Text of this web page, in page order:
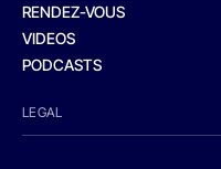
RENDEZ-VOUS
VIDEOS
PODCASTS
LEGAL